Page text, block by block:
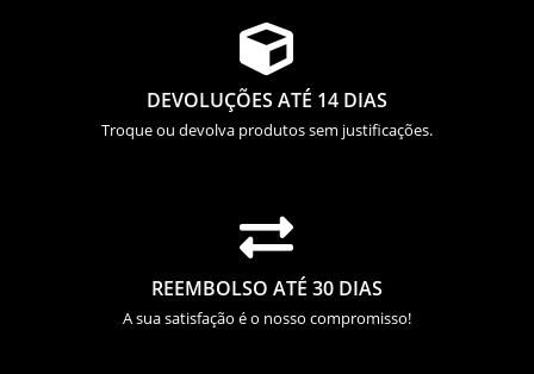

DEVOLUÇÕES ATÉ 14 DIAS
Troque ou devolva produtos sem justificações.

REEMBOLSO ATÉ 30 DIAS
A sua satisfação é o nosso compromisso!